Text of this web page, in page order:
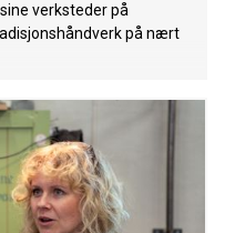
verksteder på
på nært